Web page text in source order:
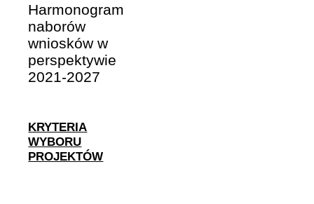
Harmonogram
naborów
wniosków w
perspektywie
2021-2027
KRYTERIA
WYBORU
PROJEKTÓW